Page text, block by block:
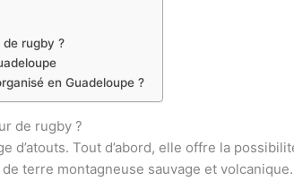
de rugby ?
en Guadeloupe ?
de rugby ?
d’atouts. Tout d’abord, elle offre la
terre montagneuse sauvage et